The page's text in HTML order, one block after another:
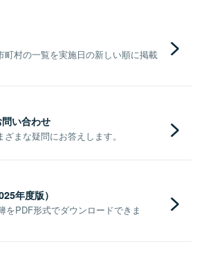
町村の一覧を実施日の新しい順に掲載
い合わせ
まな疑問にお答えします。
年度版）
をPDF形式でダウンロードできま